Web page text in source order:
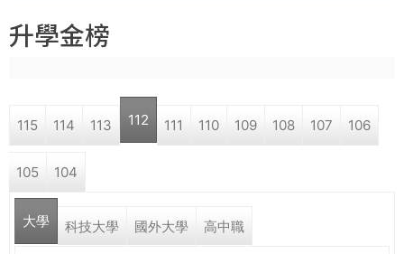
高
學
o
a
r
e
升學金榜
115 114 113 112 111 110 109 108 107 106
105 104
大學 科技大學 國外大學 高中職